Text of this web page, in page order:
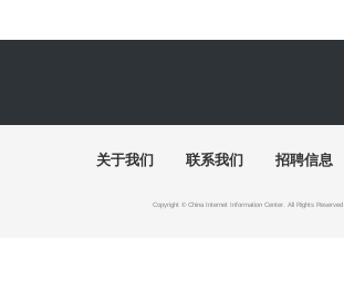
关于我们 联系我们 招聘信息
Copyright © China Internet Information Center. All Rights Reserved